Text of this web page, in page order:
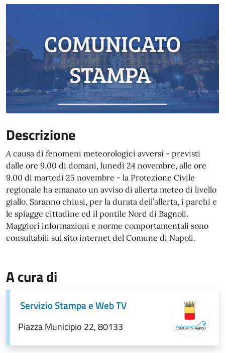
Descrizione
A causa di fenomeni meteorologici avversi - previsti
dalle ore 9.00 di domani, lunedì 24 novembre, alle ore
9.00 di martedì 25 novembre - la Protezione Civile
regionale ha emanato un avviso di allerta meteo di livello
giallo. Saranno chiusi, per la durata dell’allerta, i parchi e
le spiagge cittadine ed il pontile Nord di Bagnoli.
Maggiori informazioni e norme comportamentali sono
consultabili sul sito internet del Comune di Napoli.
A cura di
Servizio Stampa e Web TV
Piazza Municipio 22, 80133